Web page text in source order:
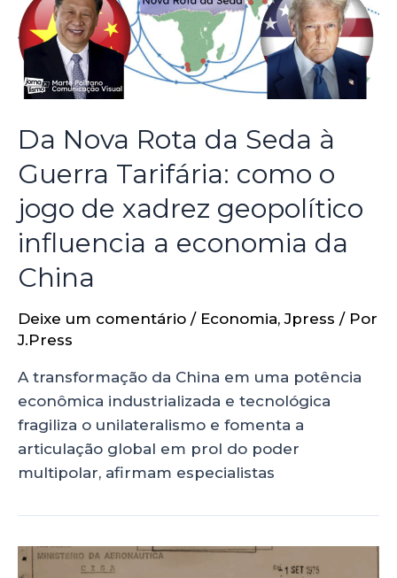
Da Nova Rota da Seda à
Guerra Tarifária: como o
jogo de xadrez geopolítico
influencia a economia da
China
Deixe um comentário / Economia,Jpress / Por
J.Press
A transformação da China em uma potência
econômica industrializada e tecnológica
fragiliza o unilateralismo e fomenta a
articulação global em prol do poder
multipolar, afirmam especialistas